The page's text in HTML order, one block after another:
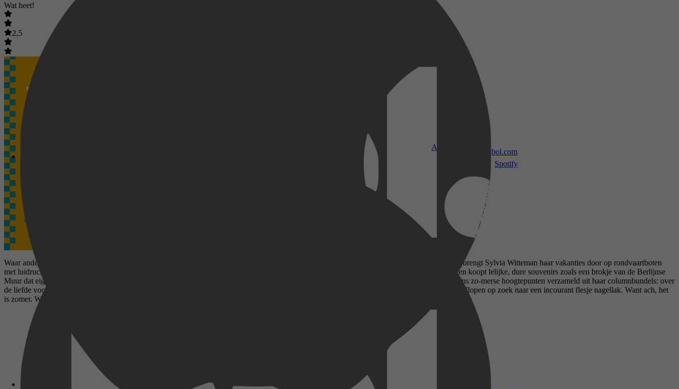
Apple TV
bol.com
Spotify
Wat heet!
2,5
Waar andere Nederlanders in de zomervakantie kiezen voor een bestemming met een zo laag mogelijk Nederlanderrisico – vergeefs natuurlijk – brengt Sylvia Witteman haar vakanties door op rondvaartboten
met luidruchtige all you can eat-braadworstbuffetten, bezoekt feestelijke fopmusea met tentoonstellingen als ‘Coca-Cola door de eeuwen heen’ en koopt lelijke, dure souvenirs zoals een brokje van de Berlijnse
Muur dat eigenlijk helemaal niet uit de Berlijnse Muur komt, maar uit een wat verloederde Audi-garage in Wiesbaden. In Wat heet! zijn Wittemans zo-merse hoogtepunten verzameld uit haar columnbundels: over
de liefde voor ratelende rolkoffers over Venetiaanse kasseien, topless zonnen na je dertigste en daadkrachtig de schappen van een Shell-paradijs aflopen op zoek naar een incourant flesje nagellak. Want ach, het
is zomer. Wat heet! is een bundeling van Wittemans beste, eerder verschenen zomercolumns.